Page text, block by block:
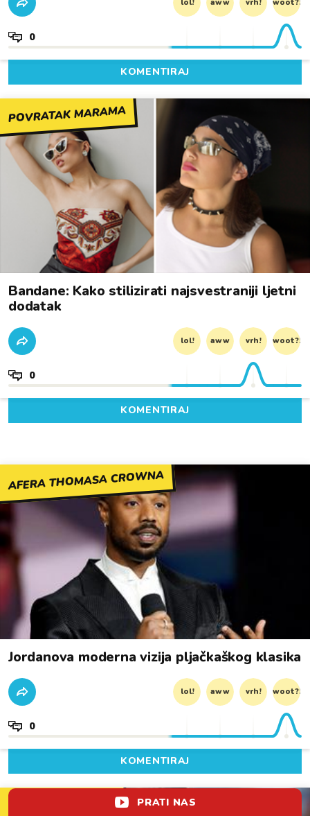
lol! aww vrh! woot?!
0
KOMENTIRAJ
POVRATAK MARAMA
Bandane: Kako stilizirati najsvestraniji ljetni
dodatak
lol! aww vrh! woot?!
0
KOMENTIRAJ
AFERA THOMASA CROWNA
Jordanova moderna vizija pljačkaškog klasika
lol! aww vrh! woot?!
0
KOMENTIRAJ
KLUB MILIJARDERA PRATI NAS